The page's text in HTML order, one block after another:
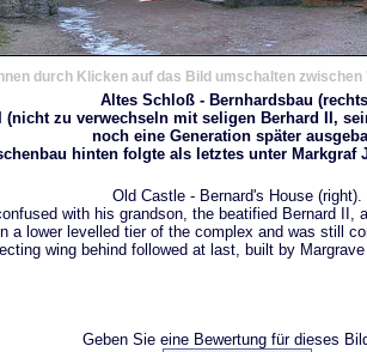
durch Klicken auf das Bild umschalten
Altes Schloß - Bernhardsbau
zu verwechseln mit seligen Berhard II,
noch eine Generation später
hinten folgte als letztes unter Markgraf
Old Castle - Bernard's House (right).
with his grandson, the beatified Bernard
a lower levelled tier of the complex and was still
wing behind followed at last, built by
Geben Sie eine Bewertung für dieses